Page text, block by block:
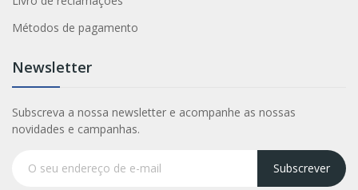
Métodos de pagamento
Newsletter
Subscreva a nossa newsletter e acompanhe as nossas
novidades e campanhas.
Subscrever